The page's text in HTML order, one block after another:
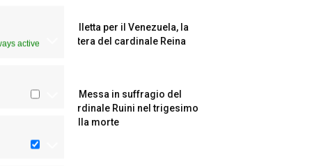
active
Colletta per il Venezuela, la
lettera del cardinale Reina
La Messa in suffragio del
cardinale Ruini nel trigesimo
della morte